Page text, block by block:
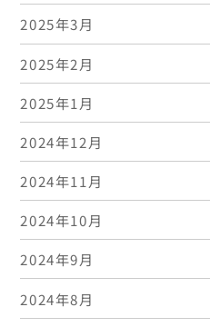
2025年3月
2025年2月
2025年1月
2024年12月
2024年11月
2024年10月
2024年9月
2024年8月